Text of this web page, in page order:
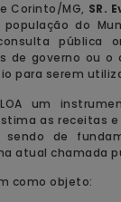
Corinto/MG, SR.
do
pública
de governo ou o
para serem
um
as receitas e
sendo de
atual chamada
como objeto: